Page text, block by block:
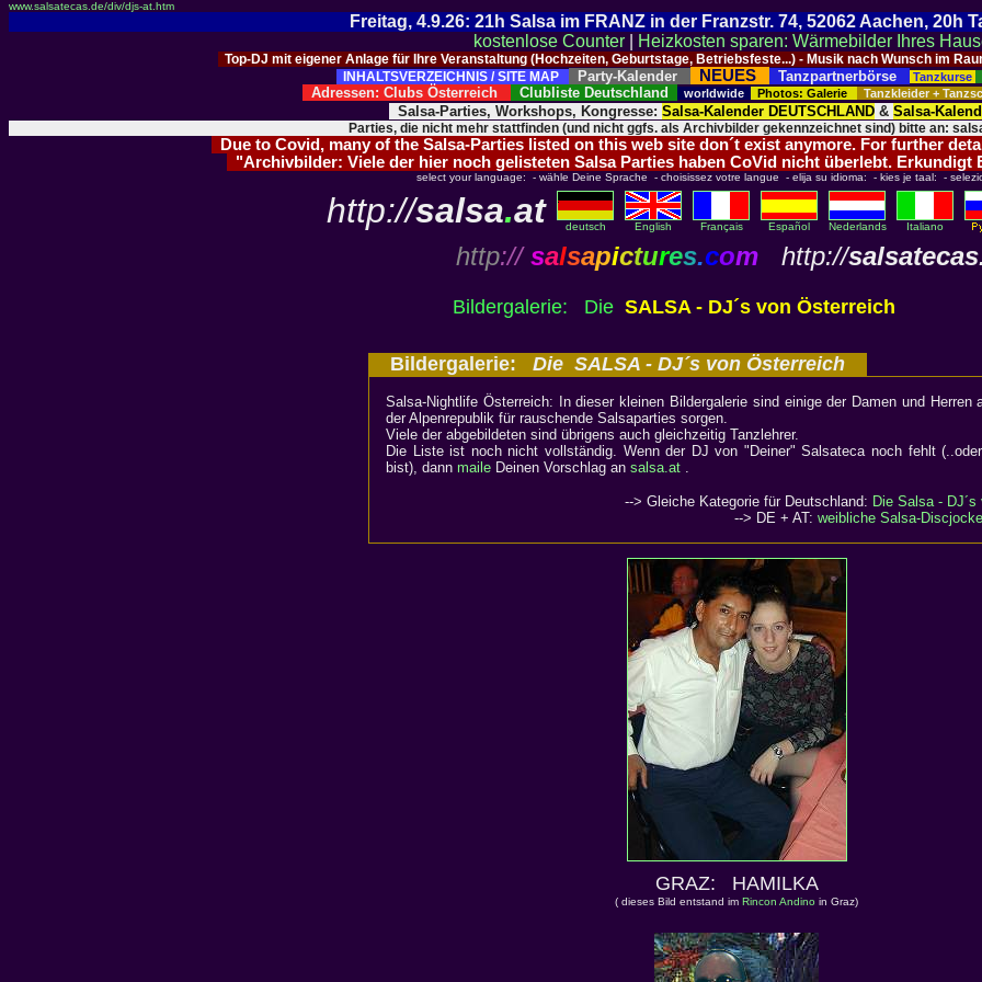
www.salsatecas.de/div/djs-at.htm
Freitag, 4.9.26: 21h Salsa im FRANZ in der Franzstr. 74, 52062 Aachen, 20h
kostenlose Counter
Heizkosten sparen: Wärmebilder Ihres
Top-DJ mit eigener Anlage für Ihre Veranstaltung (Hochzeiten, Geburtstage, Betriebsfeste...) - Musik nach Wunsch im
INHALTSVERZEICHNIS / SITE MAP
Party-Kalender NEUES Tanzpartnerbörse Tanzkurse
Adressen: Clubs Österreich Clubliste Deutschland worldwide Photos: Galerie Tanzkleider +
Salsa-Parties, Workshops, Kongresse: Salsa-Kalender DEUTSCHLAND & Salsa-
Parties, die nicht mehr stattfinden (und nicht ggfs. als Archivbilder gekennzeichnet sind) bitte an:
Due to Covid, many of the Salsa-Parties listed on this web site don´t exist anymore. For further
"Archivbilder: Viele der hier noch gelisteten Salsa Parties haben CoVid nicht überlebt. Erkundigt
select your language: - wähle Deine Sprache - choisissez votre langue - elija su idioma: - kies je taal: -
http://salsa.at deutsch English Français Español Nederlands Italiano
http:// salsapictures.com http://
Bildergalerie: Die SALSA - DJ´s von Österreich
Bildergalerie: Die SALSA - DJ´s von Österreich
Salsa-Nightlife Österreich: In dieser kleinen Bildergalerie sind einige der Damen und Herren
der Alpenrepublik für rauschende Salsaparties sorgen.
Viele der abgebildeten sind übrigens auch gleichzeitig Tanzlehrer.
Die Liste ist noch nicht vollständig. Wenn der DJ von "Deiner" Salsateca noch fehlt
bist), dann maile Deinen Vorschlag an salsa.at .
--> Gleiche Kategorie für Deutschland: Die Salsa -
--> DE + AT: weibliche Salsa-
GRAZ: HAMILKA
( dieses Bild entstand im Rincon Andino in Graz)